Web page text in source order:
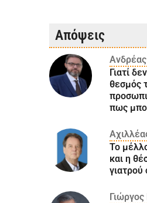
Απόψεις
Γιατί
θεσμός
πως
Το
και η
γιατρού